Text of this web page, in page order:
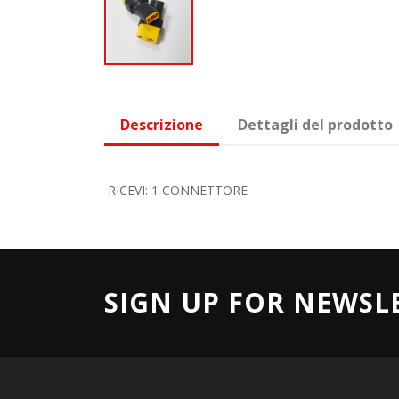
Descrizione Dettagli del prodotto
RICEVI: 1 CONNETTORE
SIGN UP FOR